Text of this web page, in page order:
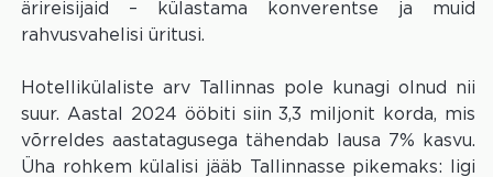
ärireisijaid – külastama konverentse ja muid
rahvusvahelisi üritusi.
Hotellikülaliste arv Tallinnas pole kunagi olnud nii
suur. Aastal 2024 ööbiti siin 3,3 miljonit korda, mis
võrreldes aastatagusega tähendab lausa 7% kasvu.
Üha rohkem külalisi jääb Tallinnasse pikemaks: ligi